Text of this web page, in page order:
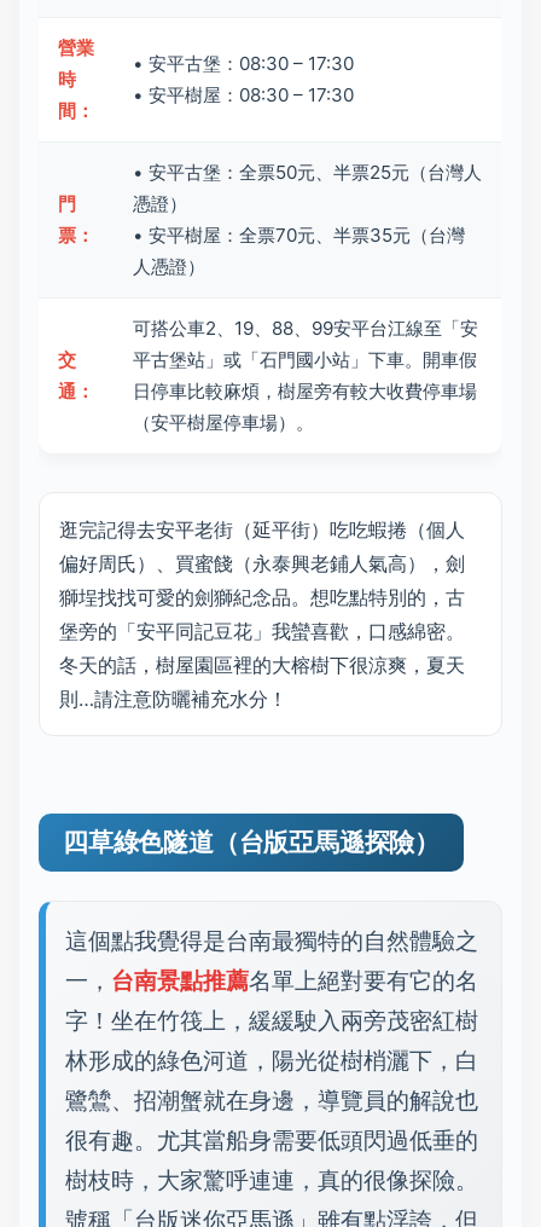
營業
時
間：
• 安平古堡：08:30 – 17:30
• 安平樹屋：08:30 – 17:30
門
票：
• 安平古堡：全票50元、半票25元（台灣人
憑證）
• 安平樹屋：全票70元、半票35元（台灣
人憑證）
交
通：
可搭公車2、19、88、99安平台江線至「安
平古堡站」或「石門國小站」下車。開車假
日停車比較麻煩，樹屋旁有較大收費停車場
（安平樹屋停車場）。
逛完記得去安平老街（延平街）吃吃蝦捲（個人
偏好周氏）、買蜜餞（永泰興老鋪人氣高），劍
獅埕找找可愛的劍獅紀念品。想吃點特別的，古
堡旁的「安平同記豆花」我蠻喜歡，口感綿密。
冬天的話，樹屋園區裡的大榕樹下很涼爽，夏天
則…請注意防曬補充水分！
四草綠色隧道（台版亞馬遜探險）
這個點我覺得是台南最獨特的自然體驗之
一， 台南景點推薦名單上絕對要有它的名
字！坐在竹筏上，緩緩駛入兩旁茂密紅樹
林形成的綠色河道，陽光從樹梢灑下，白
鷺鷥、招潮蟹就在身邊，導覽員的解說也
很有趣。尤其當船身需要低頭閃過低垂的
樹枝時，大家驚呼連連，真的很像探險。
號稱「台版迷你亞馬遜」雖有點浮誇，但